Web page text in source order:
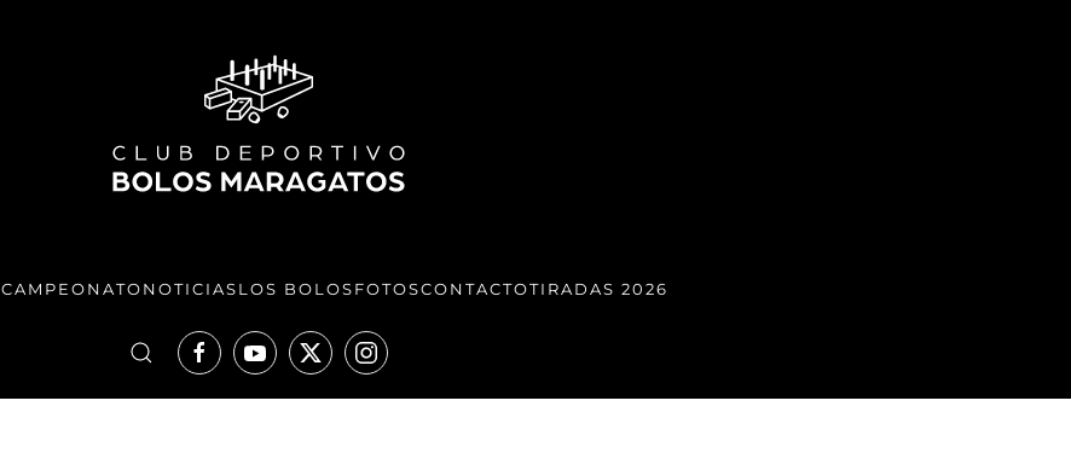
CAMPEONATONOTICIASLOS BOLOSFOTOSCONTACTOTIRADAS 2026